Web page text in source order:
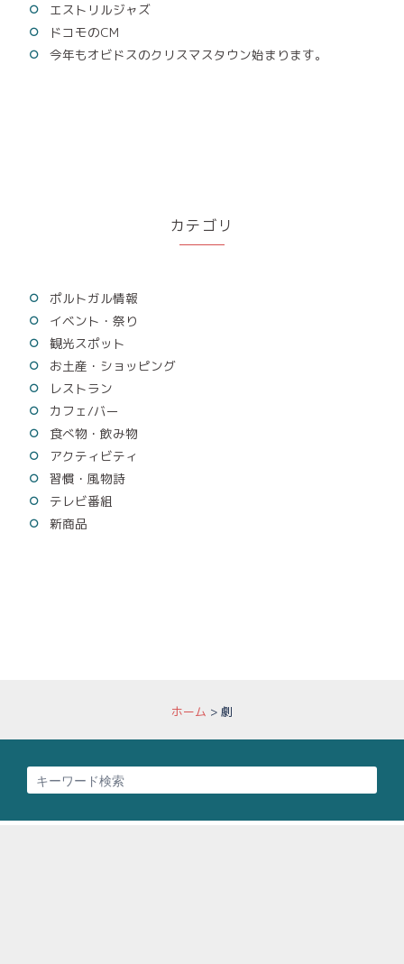
エストリルジャズ
ドコモのCM
今年もオビドスのクリスマスタウン始まります。
カテゴリ
ポルトガル情報
イベント・祭り
観光スポット
お土産・ショッピング
レストラン
カフェ/バー
食べ物・飲み物
アクティビティ
習慣・風物詩
テレビ番組
新商品
ホーム > 劇